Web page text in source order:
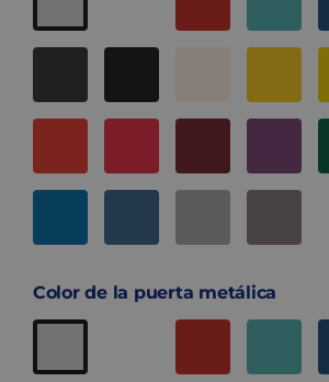
Color de la puerta metálica